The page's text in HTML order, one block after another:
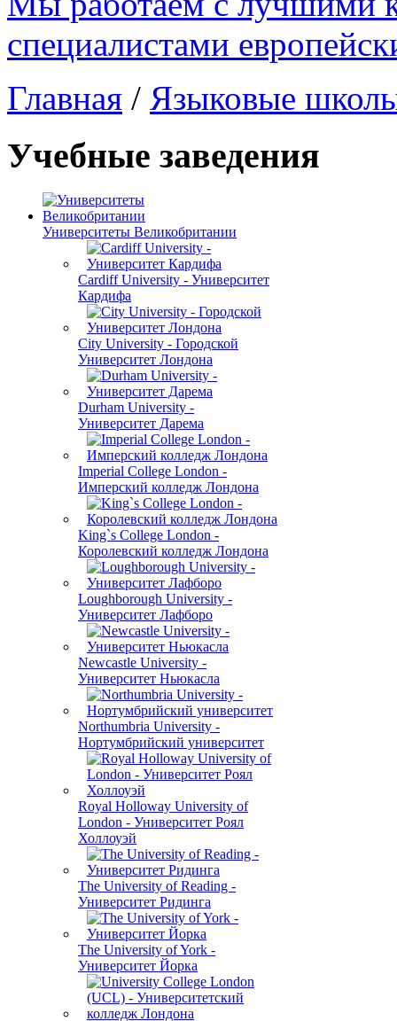
специалистами
Главная / Языковые
Учебные заведения
Университеты Великобритании
Cardiff University - Университет
Кардифа
City University - Городской
Университет Лондона
Durham University -
Университет Дарема
Imperial College London -
Имперский колледж Лондона
King`s College London -
Королевский колледж Лондона
Loughborough University -
Университет Лафборо
Newcastle University -
Университет Ньюкасла
Northumbria University -
Нортумбрийский университет
Royal Holloway University of
London - Университет Роял
Холлоуэй
The University of Reading -
Университет Ридинга
The University of York -
Университет Йорка